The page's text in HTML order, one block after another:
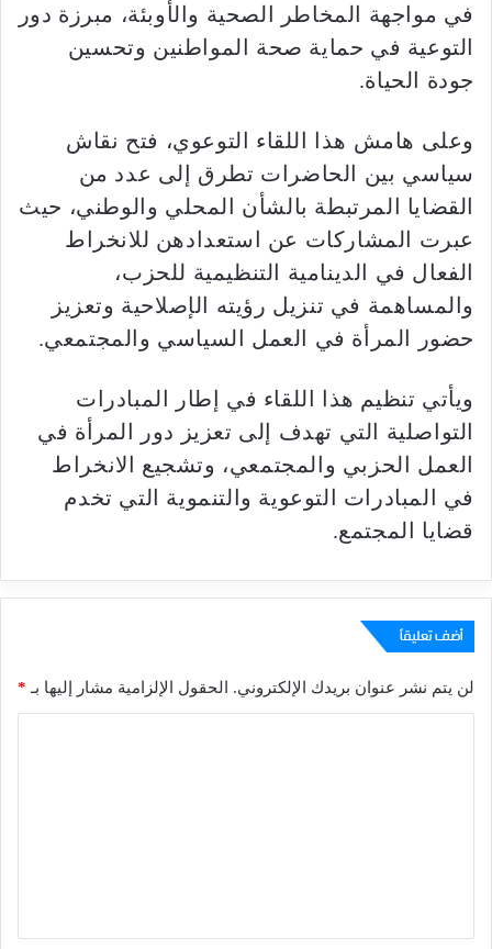
في مواجهة المخاطر الصحية والأوبئة، مبرزة دور
التوعية في حماية صحة المواطنين وتحسين
جودة الحياة.
وعلى هامش هذا اللقاء التوعوي، فتح نقاش
سياسي بين الحاضرات تطرق إلى عدد من
القضايا المرتبطة بالشأن المحلي والوطني، حيث
عبرت المشاركات عن استعدادهن للانخراط
الفعال في الدينامية التنظيمية للحزب،
والمساهمة في تنزيل رؤيته الإصلاحية وتعزيز
حضور المرأة في العمل السياسي والمجتمعي.
ويأتي تنظيم هذا اللقاء في إطار المبادرات
التواصلية التي تهدف إلى تعزيز دور المرأة في
العمل الحزبي والمجتمعي، وتشجيع الانخراط
في المبادرات التوعوية والتنموية التي تخدم
قضايا المجتمع.
أضف تعليقاً
لن يتم نشر عنوان بريدك الإلكتروني. الحقول الإلزامية مشار إليها بـ *